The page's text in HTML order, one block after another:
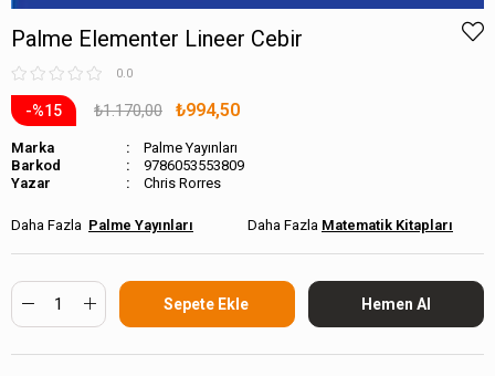
Palme Elementer Lineer Cebir
0.0
15 ₺1.170,00 ₺994,50
Marka
Palme Yayınları
Barkod
9786053553809
Chris Rorres
Palme Yayınları Matematik Kitapları